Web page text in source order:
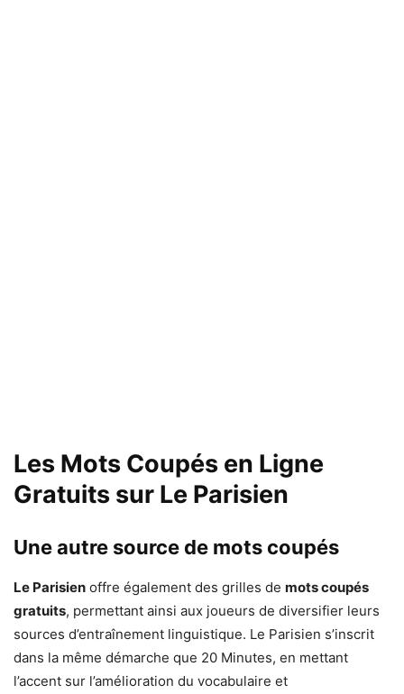
Les Mots Coupés en Ligne
Gratuits sur Le Parisien
Une autre source de mots coupés
Le Parisien offre également des grilles de mots coupés
gratuits, permettant ainsi aux joueurs de diversifier leurs
sources d’entraînement linguistique. Le Parisien s’inscrit
dans la même démarche que 20 Minutes, en mettant
l’accent sur l’amélioration du vocabulaire et